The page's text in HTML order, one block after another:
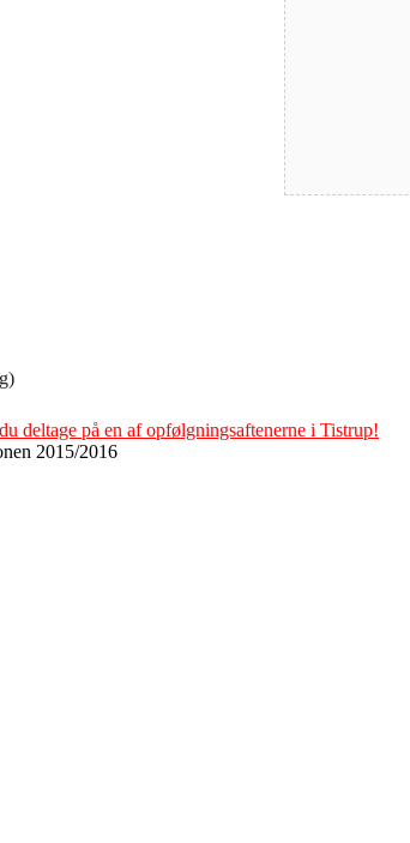
deltage på en af opfølgningsaftenerne i Tistrup!
2015/2016